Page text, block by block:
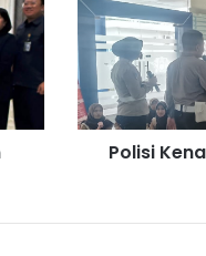
Kepolisian
Siswa
Polisi